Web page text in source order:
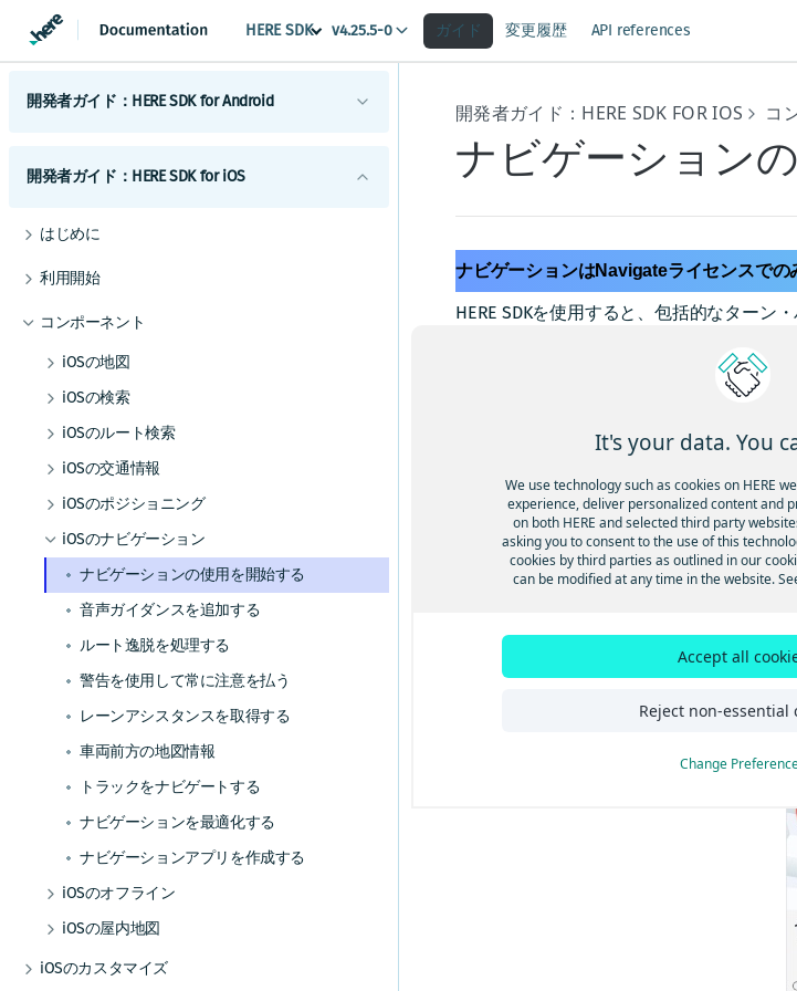
HERE SDK v4.25.5-0 ガイド 変更履歴 API references
開発者ガイド：HERE SDK for Android
ライセンスの説明
カバレージ情報
Androidマップ
マップビューを調整する
地図を操作する
マップアイテムを追加する
事前定義されたマップスキームを追加する
事前定義されたマップフィーチャーを追加す
る
マップデータにリアルタイムでアクセスする
HERE Style Editorを使用してスタイルを作成
カスタムレイヤーを追加する
カスタムレイヤーのスタイルガイド
カスタムレイヤーのスタイルテクニック
カスタムレイヤーのスタイル式リファレ
ンス
検索を開始する
検索機能とジオコーディング機能
ルート検索を開始する
UIビルディングブロックを追加する
ルートオプションを追加する
電気自動車のルートを取得する
高度なルート検索機能
Androidトラフィック
交通情報の使用を開始する
ルート上の交通状況を視覚化する
交通情報を更新する
トラフィック・エンジン
その他の交通機能
Androidポジショニング
ポジショニングの使用を開始する
ポジショニングを最適化する
バックグラウンド更新を有効にする
GPXレコーディングアプリを作成する
Androidナビゲーション
ナビゲーションの使用を開始する
音声ガイダンスを追加する
ルート逸脱を処理する
警告を使用して常に注意を払う
レーンアシスタンスを取得する
車両前方の地図情報
トラックをナビゲートする
ナビゲーションを最適化する
ナビゲーションアプリを作成する
Androidオフライン
オフラインマップの使用を開始する
マップデータをインストールする
マップデータを更新する
代替オプション
オフライン検索機能
オフラインのルート検索機能
Android屋内地図
屋内地図コンポーネントを使用する
例とユースケース
利用開始
スコープを設定して複数のアプリを区別する
Androidのカスタマイズ
UIコンポーネント
Androidの例とチュートリアル
HERE SDKを統合する
Android Autoと統合する
Jetpack Composeを使用してマップビューを追
加する
例
チュートリアル
Androidの開発のヒント
以前のバージョンから更新する
エンジン
ベストプラクティス
データとOTAコストを管理する
補足情報
デバッグとトラブルシューティング
コミュニティとサポート
よく寄せられる質問
トランザクションと使用状況統計
法的要件とプライバシー要件
開発者ガイド：HERE SDK for iOS
はじめに
最小要件
カバレージ情報
利用開始
コンポーネント
iOSの地図
地図の使用を開始する
マップ ビューを調整する
地図を操作する
マップアイテムを追加する
事前定義されたマップスキームを追加する
事前定義されたマップフィーチャーを追加す
る
マップデータにリアルタイムでアクセスする
HERE Style Editorを使用してスタイルを作成
カスタムレイヤーを追加する
カスタムレイヤーのスタイルガイド
カスタム レイヤーのスタイル テクニック
カスタムレイヤーのスタイル式リファレ
ンス
iOSの検索
検索を開始する
検索機能とジオコーディング機能
iOSのルート検索
ルート検索を開始する
UI ビルディング ブロックを追加する
ルート オプションを追加する
電気自動車のルートを取得する
高度なルート検索機能
iOSの交通情報
交通情報の使用を開始する
ルート上の交通状況を視覚化する
交通情報を更新する
トラフィック・エンジン
その他の交通機能
iOSのポジショニング
ポジショニングの使用を開始する
ポジショニングを最適化する
GPXレコーディングアプリを作成する
iOSのナビゲーション
ナビゲーションの使用を開始する
音声ガイダンスを追加する
ルート逸脱を処理する
警告を使用して常に注意を払う
レーンアシスタンスを取得する
車両前方の地図情報
トラックをナビゲートする
ナビゲーションを最適化する
ナビゲーションアプリを作成する
iOSのオフライン
オフラインマップの使用を開始する
iOSの屋内地図
iOSのカスタマイズ
開発者ガイド：HERE SDK FOR IOS コ
ナビゲーション
ナビゲーションはNavigateライセンスでの
HERE SDKを使用すると、包括的なター
バイスの現在の位置情報を計算されたル
It's your data. You
We use technology such as cookies on HERE
experience, deliver personalized content and
on both HERE and selected third party
asking you to consent to the use of this
cookies by third parties as outlined in our
can be modified at any time in the website.
Accept all
Reject non-essential
Change